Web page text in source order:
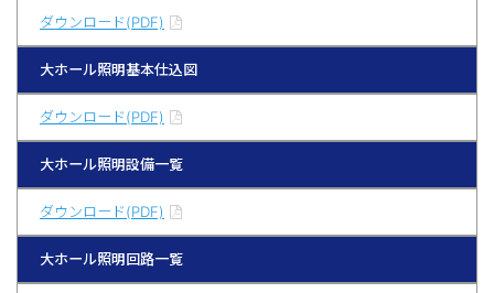
ダウンロード(PDF)
大ホール照明基本仕込図
ダウンロード(PDF)
大ホール照明設備一覧
ダウンロード(PDF)
大ホール照明回路一覧